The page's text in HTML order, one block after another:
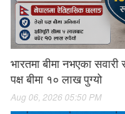
भारतमा बीमा नभएका
पक्ष बीमा १० लाख पुग्यो
Aug 06, 2026 05:50 PM